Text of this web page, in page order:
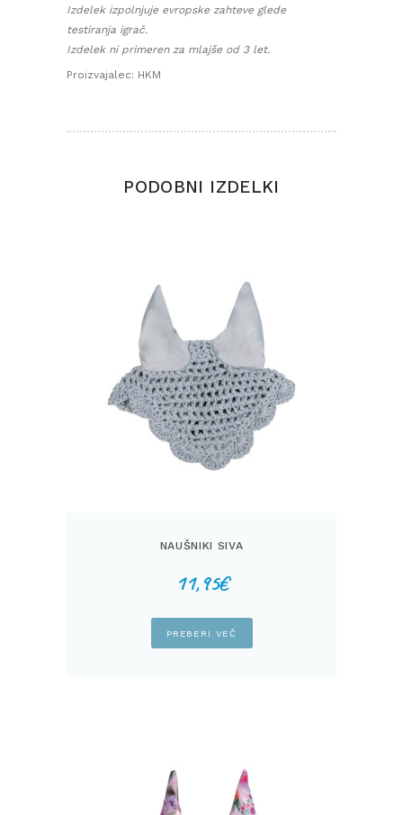
Izdelek izpolnjuje evropske zahteve glede
testiranja igrač.
Izdelek ni primeren za mlajše od 3 let.
Proizvajalec: HKM
PODOBNI IZDELKI
NAUŠNIKI SIVA
11,95€
PREBERI VEČ